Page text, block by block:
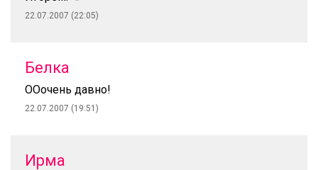
22.07.2007 (22:05)
Белка
ООочень давно!
22.07.2007 (19:51)
Ирма